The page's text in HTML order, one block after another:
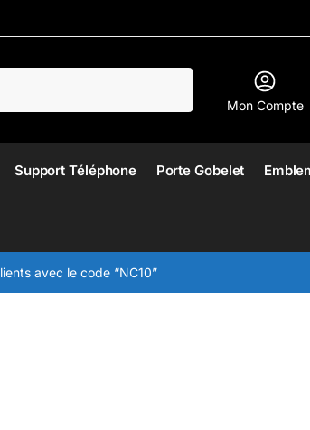
Mon Compte
Support Téléphone Porte Gobelet
avec le code “NC10”